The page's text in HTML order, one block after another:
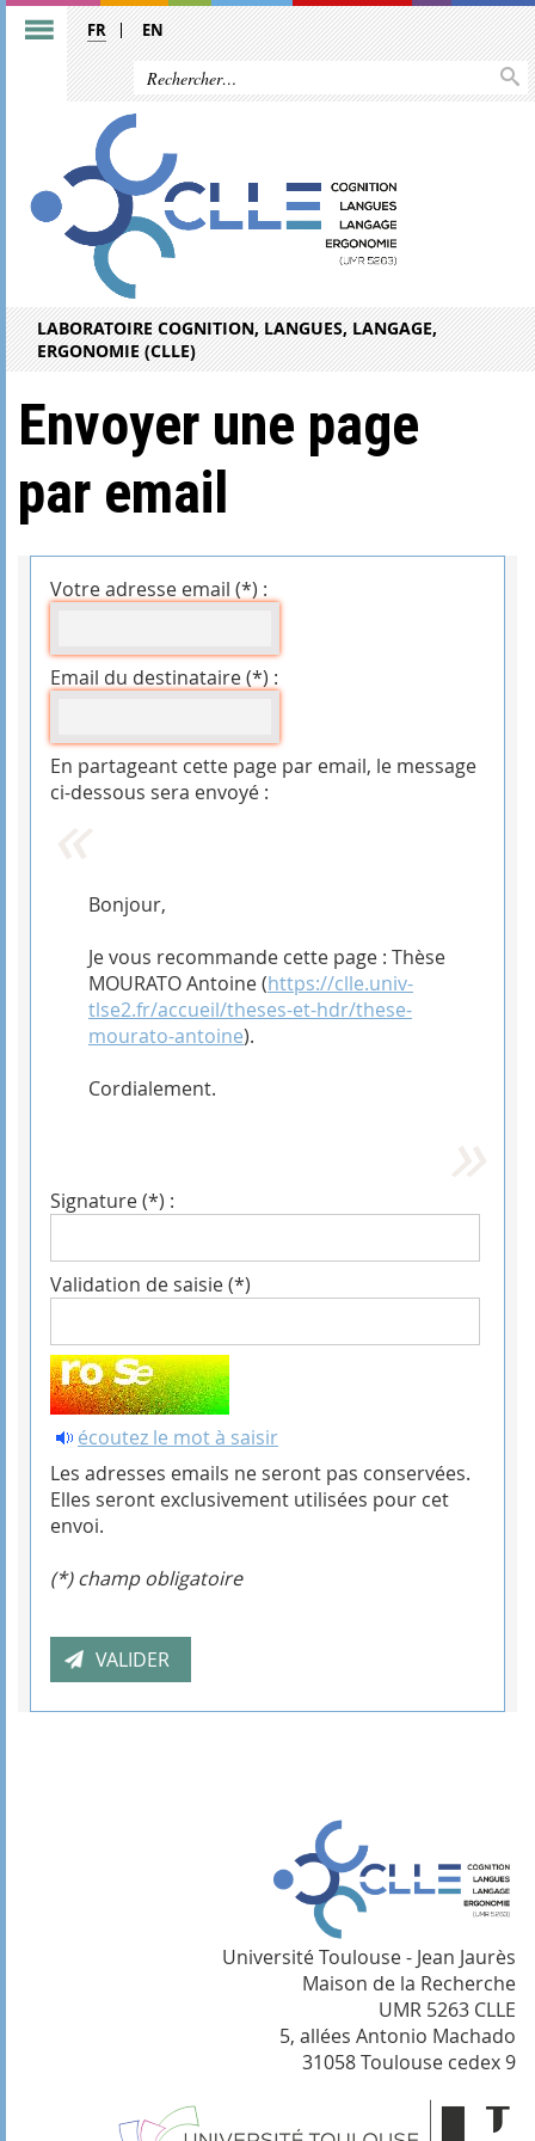
FR EN
LABORATOIRE COGNITION, LANGUES, LANGAGE,
ERGONOMIE (CLLE)
Envoyer une page
par email
Votre adresse email (*) :
Email du destinataire (*) :
En partageant cette page par email, le message
ci-dessous sera envoyé :
Bonjour,
Je vous recommande cette page : Thèse
MOURATO Antoine (https://clle.univ-
tlse2.fr/accueil/theses-et-hdr/these-
mourato-antoine).
Cordialement.
Signature (*) :
Validation de saisie (*)
écoutez le mot à saisir
Les adresses emails ne seront pas conservées.
Elles seront exclusivement utilisées pour cet
envoi.
(*) champ obligatoire
Université Toulouse - Jean Jaurès
Maison de la Recherche
UMR 5263 CLLE
5, allées Antonio Machado
31058 Toulouse cedex 9